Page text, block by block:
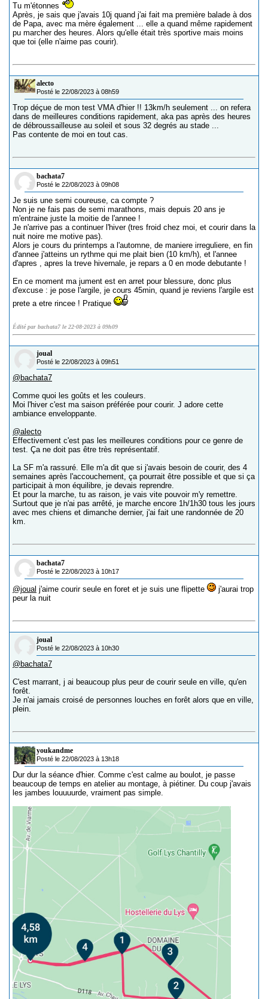
Tu m'étonnes
Après, je sais que j'avais 10j quand j'ai fait ma première balade à dos
de Papa, avec ma mère également ... elle a quand même rapidement
pu marcher des heures. Alors qu'elle était très sportive mais moins
que toi (elle n'aime pas courir).
alecto
Posté le 22/08/2023 à 08h59
Trop déçue de mon test VMA d'hier !! 13km/h seulement ... on refera
dans de meilleures conditions rapidement, aka pas après des heures
de débroussailleuse au soleil et sous 32 degrés au stade ...
Pas contente de moi en tout cas.
bachata7
Posté le 22/08/2023 à 09h08
Je suis une semi coureuse, ca compte ?
Non je ne fais pas de semi marathons, mais depuis 20 ans je
m'entraine juste la moitie de l'annee !
Je n'arrive pas a continuer l'hiver (tres froid chez moi, et courir dans la
nuit noire me motive pas).
Alors je cours du printemps a l'automne, de maniere irreguliere, en fin
d'annee j'atteins un rythme qui me plait bien (10 km/h), et l'annee
d'apres , apres la treve hivernale, je repars a 0 en mode debutante !
En ce moment ma jument est en arret pour blessure, donc plus
d'excuse : je pose l'argile, je cours 45min, quand je reviens l'argile est
prete a etre rincee ! Pratique
Édité par bachata7 le 22-08-2023 à 09h09
joual
Posté le 22/08/2023 à 09h51
@bachata7
Comme quoi les goûts et les couleurs.
Moi l'hiver c'est ma saison préférée pour courir. J adore cette
ambiance enveloppante.
@alecto
Effectivement c'est pas les meilleures conditions pour ce genre de
test. Ça ne doit pas être très représentatif.
La SF m'a rassuré. Elle m'a dit que si j'avais besoin de courir, des 4
semaines après l'accouchement, ça pourrait être possible et que si ça
participait à mon équilibre, je devais reprendre.
Et pour la marche, tu as raison, je vais vite pouvoir m'y remettre.
Surtout que je n'ai pas arrêté, je marche encore 1h/1h30 tous les jours
avec mes chiens et dimanche dernier, j'ai fait une randonnée de 20
km.
bachata7
Posté le 22/08/2023 à 10h17
@joual j'aime courir seule en foret et je suis une flipette
j'aurai trop
peur la nuit
joual
Posté le 22/08/2023 à 10h30
@bachata7
C'est marrant, j ai beaucoup plus peur de courir seule en ville, qu'en
forêt.
Je n'ai jamais croisé de personnes louches en forêt alors que en ville,
plein.
youkandme
Posté le 22/08/2023 à 13h18
Dur dur la séance d'hier. Comme c'est calme au boulot, je passe
beaucoup de temps en atelier au montage, à piétiner. Du coup j'avais
les jambes louuuurde, vraiment pas simple.